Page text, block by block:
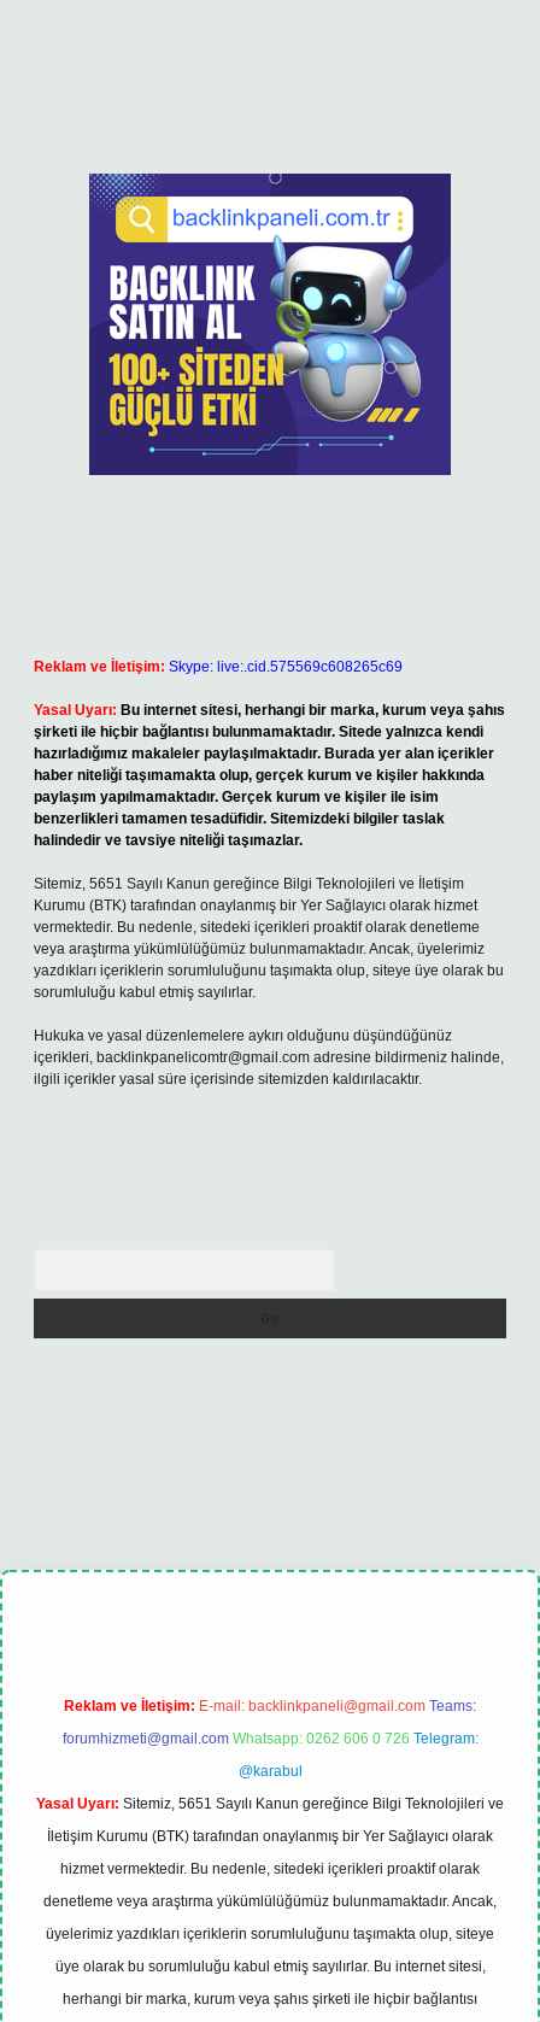
Reklam ve İletişim: Skype: live:.cid.575569c608265c69
Yasal Uyarı: Bu internet sitesi, herhangi bir marka, kurum veya şahıs
şirketi ile hiçbir bağlantısı bulunmamaktadır. Sitede yalnızca kendi
hazırladığımız makaleler paylaşılmaktadır. Burada yer alan içerikler
haber niteliği taşımamakta olup, gerçek kurum ve kişiler hakkında
paylaşım yapılmamaktadır. Gerçek kurum ve kişiler ile isim
benzerlikleri tamamen tesadüfidir. Sitemizdeki bilgiler taslak
halindedir ve tavsiye niteliği taşımazlar.
Sitemiz, 5651 Sayılı Kanun gereğince Bilgi Teknolojileri ve İletişim
Kurumu (BTK) tarafından onaylanmış bir Yer Sağlayıcı olarak hizmet
vermektedir. Bu nedenle, sitedeki içerikleri proaktif olarak denetleme
veya araştırma yükümlülüğümüz bulunmamaktadır. Ancak, üyelerimiz
yazdıkları içeriklerin sorumluluğunu taşımakta olup, siteye üye olarak bu
sorumluluğu kabul etmiş sayılırlar.
Hukuka ve yasal düzenlemelere aykırı olduğunu düşündüğünüz
içerikleri, backlinkpanelicomtr@gmail.com adresine bildirmeniz halinde,
ilgili içerikler yasal süre içerisinde sitemizden kaldırılacaktır.
tulipbet güncel
Reklam ve İletişim: E-mail: backlinkpaneli@gmail.com Teams:
forumhizmeti@gmail.com Whatsapp: 0262 606 0 726 Telegram:
@karabul
Yasal Uyarı: Sitemiz, 5651 Sayılı Kanun gereğince Bilgi Teknolojileri ve
İletişim Kurumu (BTK) tarafından onaylanmış bir Yer Sağlayıcı olarak
hizmet vermektedir. Bu nedenle, sitedeki içerikleri proaktif olarak
denetleme veya araştırma yükümlülüğümüz bulunmamaktadır. Ancak,
üyelerimiz yazdıkları içeriklerin sorumluluğunu taşımakta olup, siteye
üye olarak bu sorumluluğu kabul etmiş sayılırlar. Bu internet sitesi,
herhangi bir marka, kurum veya şahıs şirketi ile hiçbir bağlantısı